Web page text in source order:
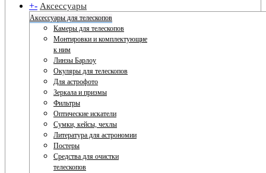
+- Аксессуары
Аксессуары для телескопов
Камеры для телескопов
Монтировки и комплектующие
к ним
Линзы Барлоу
Окуляры для телескопов
Для астрофото
Зеркала и призмы
Фильтры
Оптические искатели
Сумки, кейсы, чехлы
Литература для астрономии
Постеры
Средства для очистки
телескопов